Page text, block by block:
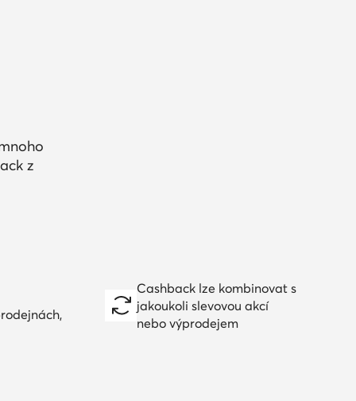
z
Cashback lze kombinovat s
jakoukoli slevovou akcí
nebo výprodejem